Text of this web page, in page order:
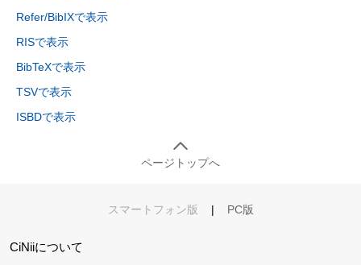
Refer/BibIXで表示
RISで表示
BibTeXで表示
TSVで表示
ISBDで表示
ページトップへ
スマートフォン版 | PC版
CiNiiについて